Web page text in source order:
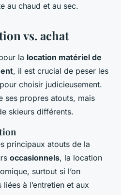
au chaud et au sec.
vs. achat
la location matériel de
, il est crucial de peser les
choisir judicieusement.
ses propres atouts, mais
skieurs différents.
principaux atouts de la
occasionnels, la location
surtout si l’on
à l’entretien et aux